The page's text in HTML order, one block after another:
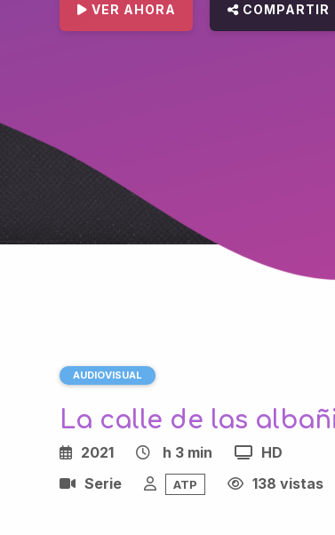
VER AHORA COMPARTIR
AUDIOVISUAL
La calle de las
2021 h 3 min
HD
Serie
ATP 138 vistas